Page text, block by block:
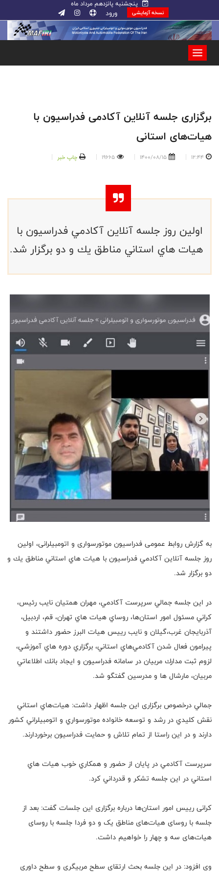
پنجشنبه پانزدهم مرداد ماه
نسخه آزمایشی ورود
برگزاری جلسه آنلاین آکادمی فدراسیون با
هیات‌های استانی
12:44
1400/08/15
19665 چاپ خبر
اولين روز جلسه آنلاين آكادمي فدراسيون با
هيات هاي استاني مناطق يك و دو برگزار شد.
به گزارش روابط عمومی فدراسیون موتورسواری و اتومبیلرانی، اولين
روز جلسه آنلاين آكادمي فدراسيون با هيات هاي استاني مناطق يك و
دو برگزار شد.
در اين جلسه جمالي سرپرست آكادمي، مهران همتيان نايب رئيس،
كراني مسئول امور استان‌ها، روساي هيات هاي تهران، قم، اردبيل،
آذربايجان غرب،گيلان و نايب رييس هيات البرز حضور داشتند و
پيرامون فعال شدن آكادمي‌هاي استاني، برگزاري دوره هاي آموزشي،
لزوم ثبت مدارك مربيان در سامانه فدراسيون و ايجاد بانك اطلاعاتي
مربيان، مارشال ها و مدرسين گفتگو شد.
جمالي درخصوص برگزاری این جلسه اظهار داشت: هيات‌هاي استاني
نقش كليدي در رشد و توسعه خانواده موتورسواري و اتومبيلراني كشور
دارند و در اين راستا از تمام تلاش و حمايت فدراسيون برخوردارند.
سرپرست آكادمي در پايان از حضور و همكاري خوب هيات هاي
استاني در اين جلسه تشكر و قدرداني کرد.
کرانی رییس امور استان‌ها درباره برگزاری این جلسات گفت: بعد از
جلسه با روسای هیات‌های مناطق یک و دو فردا جلسه با روسای
هیات‌های سه و چهار را خواهیم داشت.
وی افزود: در این جلسه بحث ارتقای سطح مربیگری و سطح داوری